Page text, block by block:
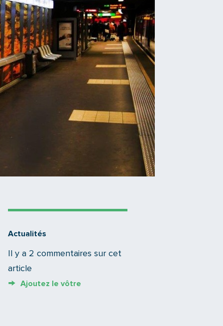
Actualités
Il y a 2 commentaires sur cet
article
Ajoutez le vôtre